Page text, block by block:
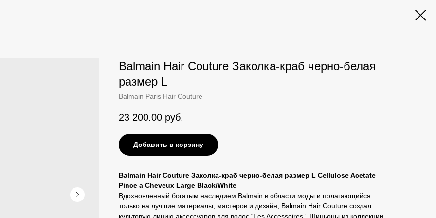
Balmain Hair Couture Заколка-краб черно-белая
размер L
Balmain Paris Hair Couture
23 200.00 руб.
Добавить в корзину
Balmain Hair Couture Заколка-краб черно-белая размер L Cellulose Acetate
Pince a Cheveux Large Black/White
Вдохновленный богатым наследием Balmain в области моды и полагающийся
только на лучшие материалы, мастеров и дизайн, Balmain Hair Couture создал
культовую линию аксессуаров для волос “Les Accessoires”. Шиньоны из коллекции